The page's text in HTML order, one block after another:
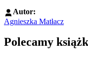
Autor:
Agnieszka Matłacz
Polecamy